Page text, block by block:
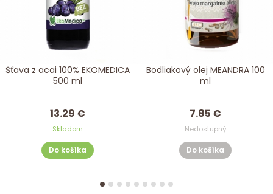
Šťava z acai 100% EKOMEDICA
500 ml
13.29 €
Skladom
Do košíka
Bodliakový olej MEANDRA 100
ml
7.85 €
Nedostupný
Do košíka